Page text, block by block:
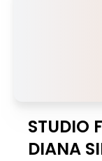
STUDIO
DIANA